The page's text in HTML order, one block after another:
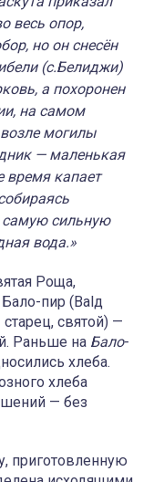
весь опор,
но он снесён
(с.Белиджи)
а похоронен
на самом
могилы
— маленькая
время капает
самую сильную
вода.»
Роща,
пир (Balд
святой) —
Раньше на Бало-
хлеба.
хлеба
— без
приготовленную